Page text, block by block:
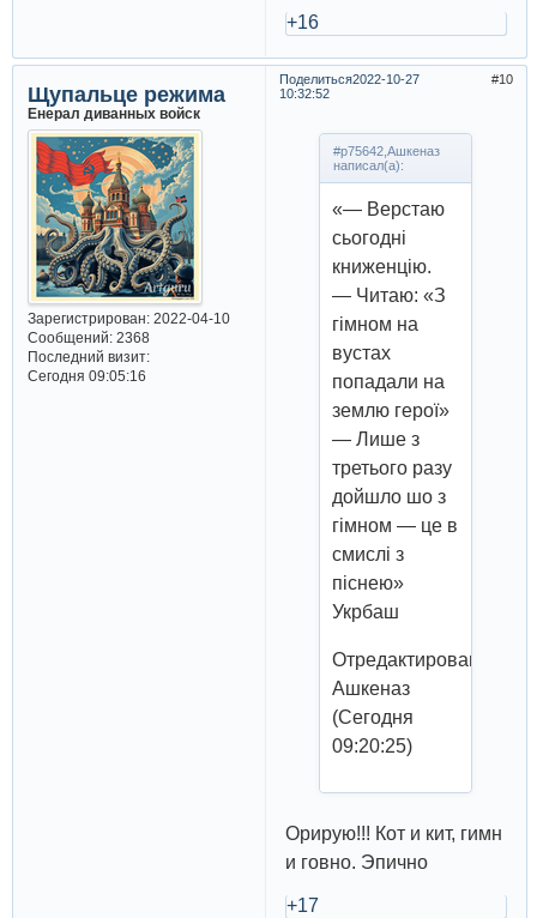
+16
Поделиться 10
2022-10-27
10:32:52
Щупальце режима
Енерал диванных войск
Зарегистрирован: 2022-04-10
Сообщений:2368
Последний визит:
Сегодня 09:05:16
#p75642,Ашкеназ
написал(а):
«— Верстаю
сьогодні
книженцію.
— Читаю: «З
гімном на
вустах
попадали на
землю герої»
— Лише з
третього разу
дойшло шо з
гімном — це в
смислі з
піснею»
Укрбаш
Отредактировано
Ашкеназ
(Сегодня
09:20:25)
Орирую!!! Кот и кит, гимн
и говно. Эпично
+17